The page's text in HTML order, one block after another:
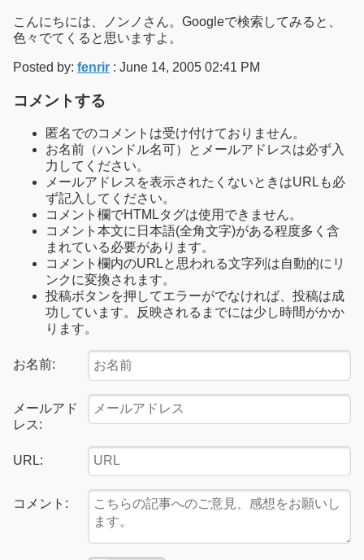
こんにちには、ノンノさん。Googleで検索してみると、
色々でてくると思いますよ。
Posted by: fenrir : June 14, 2005 02:41 PM
コメントする
匿名でのコメントは受け付けておりません。
お名前（ハンドル名可）とメールアドレスは必ず入
力してください。
メールアドレスを表示されたくないときはURLも必
ず記入してください。
コメント欄でHTMLタグは使用できません。
コメント本文に日本語(全角文字)がある程度多く含
まれている必要があります。
コメント欄内のURLと思われる文字列は自動的にリ
ンクに変換されます。
投稿ボタンを押してエラーがでなければ、投稿は成
功しています。反映されるまでには少し時間がかか
ります。
お名前:
メールアド
レス:
URL:
コメント: